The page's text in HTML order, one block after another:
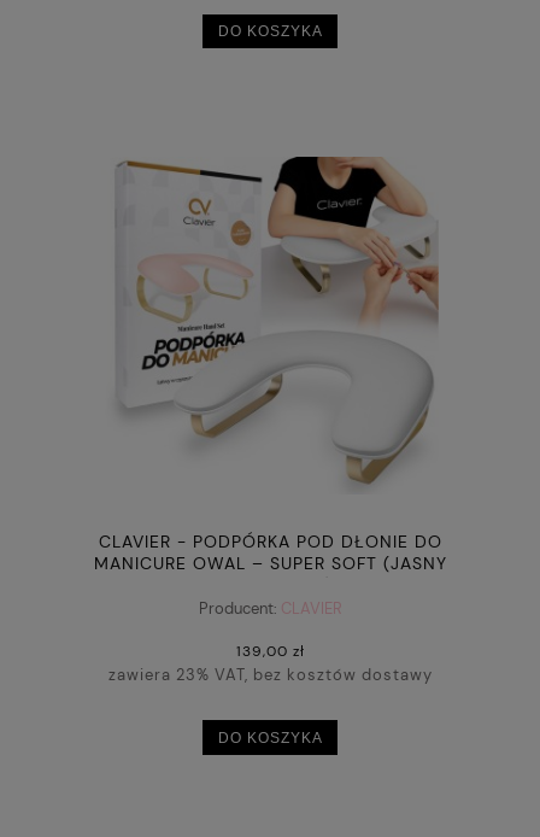
DO KOSZYKA
CLAVIER - PODPÓRKA POD DŁONIE DO
MANICURE OWAL – SUPER SOFT (JASNY
Producent: CLAVIER
139,00 zł
zawiera 23% VAT, bez kosztów dostawy
DO KOSZYKA